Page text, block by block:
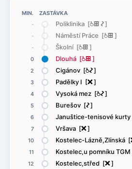
MIN. ZASTÁVKA
-
Poliklinika [@æó]
- Náměstí Práce [@æ]
- Školní [@æ]
0 Dlouhá [@æ]
2 Cigánov [@ó]
3 Padělky I [ë]
4 Vysoká mez [@ó]
5 Burešov [ó]
6 Januštice-tenisové
7 Vršava [ë]
10 Kostelec-Lázně,Zlínská [
11 Kostelec,u pomníku
12 Kostelec,střed [ë]